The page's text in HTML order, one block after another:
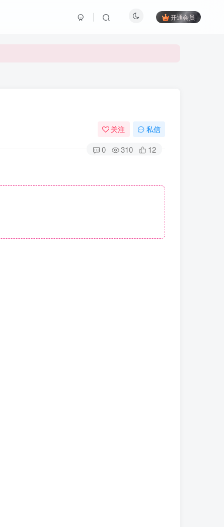
开通会员
关注 私信
0 310 12